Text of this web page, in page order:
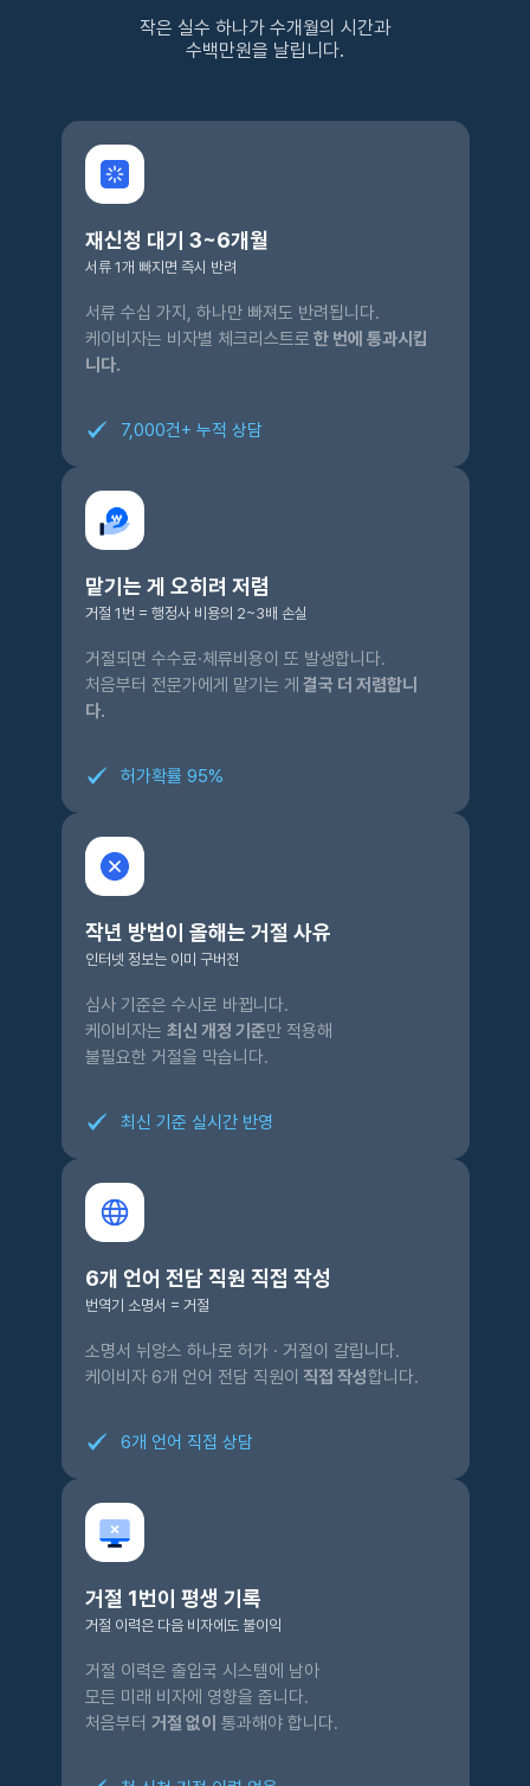
작은 실수 하나가 수개월의 시간과
수백만원을 날립니다.
재신청 대기 3~6개월
서류 1개 빠지면 즉시 반려
서류 수십 가지, 하나만 빠져도 반려됩니다.
케이비자는 비자별 체크리스트로 한 번에 통과시킵
니다.
7,000건+ 누적 상담
맡기는 게 오히려 저렴
거절 1번 = 행정사 비용의 2~3배 손실
거절되면 수수료·체류비용이 또 발생합니다.
처음부터 전문가에게 맡기는 게 결국 더 저렴합니
다.
허가확률 95%
작년 방법이 올해는 거절 사유
인터넷 정보는 이미 구버전
심사 기준은 수시로 바뀝니다.
케이비자는 최신 개정 기준만 적용해
불필요한 거절을 막습니다.
최신 기준 실시간 반영
6개 언어 전담 직원 직접 작성
번역기 소명서 = 거절
소명서 뉘앙스 하나로 허가 · 거절이 갈립니다.
케이비자 6개 언어 전담 직원이 직접 작성합니다.
6개 언어 직접 상담
거절 1번이 평생 기록
거절 이력은 다음 비자에도 불이익
거절 이력은 출입국 시스템에 남아
모든 미래 비자에 영향을 줍니다.
처음부터 거절 없이 통과해야 합니다.